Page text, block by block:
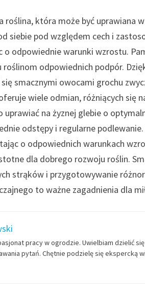
roślina, która może być uprawiana
siebie pod względem cech i
o odpowiednie warunki wzrostu.
odpowiednich podpór.
się smacznymi owocami grochu
wiele odmian, różniących się
na żyznej glebie o
odstępy i regularne
o odpowiednich warunkach
dla dobrego rozwoju roślin.
strąków i przygotowywanie
to ważne zagadnienia dla
pracy w ogrodzie. Uwielbiam dzielić
pytań. Chętnie podzielę się ekspercką